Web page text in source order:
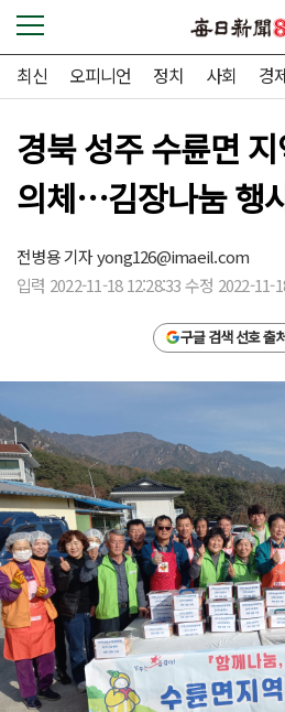
최신 오피니언 정치 사회 경
경북 성주 수륜면
의체…김장나눔 행
전병용 기자yong126@imaeil.com
입력 2022-11-18 12:28:33 수정 2022-11-
구글 검색 선호 출